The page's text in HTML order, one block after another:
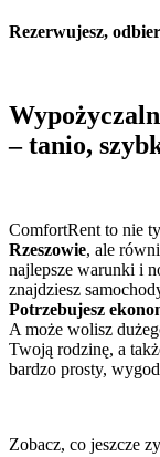
Rezerwujesz,
– tanio,
ComfortRent to nie
Rzeszowie, ale
najlepsze warunki i
znajdziesz
Potrzebujesz
A może wolisz
Twoją rodzinę, a
bardzo prosty,
Zobacz, co jeszcze